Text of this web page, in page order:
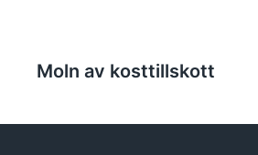
Moln av kosttillskott